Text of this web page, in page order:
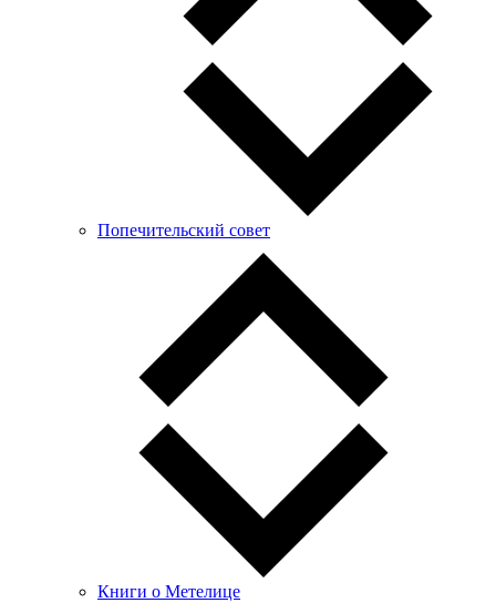
Попечительский совет
Книги о Метелице